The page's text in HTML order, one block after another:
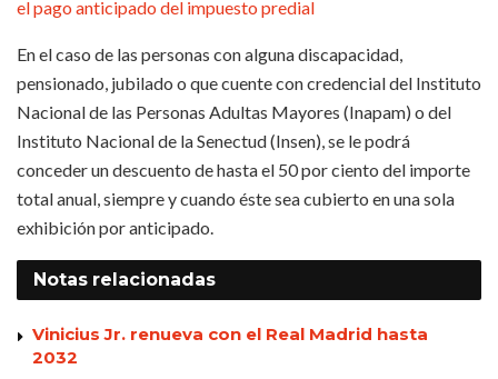
el pago anticipado del impuesto predial
En el caso de las personas con alguna discapacidad,
pensionado, jubilado o que cuente con credencial del Instituto
Nacional de las Personas Adultas Mayores (Inapam) o del
Instituto Nacional de la Senectud (Insen), se le podrá
conceder un descuento de hasta el 50 por ciento del importe
total anual, siempre y cuando éste sea cubierto en una sola
exhibición por anticipado.
Notas relacionadas
Vinicius Jr. renueva con el Real Madrid hasta
2032